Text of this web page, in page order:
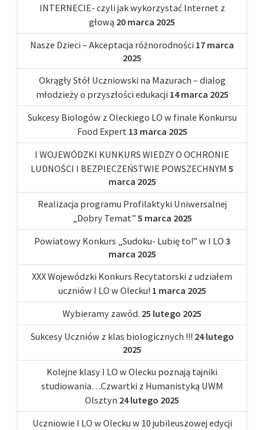
INTERNECIE- czyli jak wykorzystać Internet z
głową 20 marca 2025
Nasze Dzieci – Akceptacja różnorodności 17 marca
2025
Okrągły Stół Uczniowski na Mazurach – dialog
młodzieży o przyszłości edukacji 14 marca 2025
Sukcesy Biologów z Oleckiego LO w finale Konkursu
Food Expert 13 marca 2025
I WOJEWÓDZKI KUNKURS WIEDZY O OCHRONIE
LUDNOŚCI I BEZPIECZEŃSTWIE POWSZECHNYM 5
marca 2025
Realizacja programu Profilaktyki Uniwersalnej
„Dobry Temat” 5 marca 2025
Powiatowy Konkurs „Sudoku- Lubię to!” w I LO 3
marca 2025
XXX Wojewódzki Konkurs Recytatorski z udziałem
uczniów I LO w Olecku! 1 marca 2025
Wybieramy zawód. 25 lutego 2025
Sukcesy Uczniów z klas biologicznych !!! 24 lutego
2025
Kolejne klasy I LO w Olecku poznają tajniki
studiowania…Czwartki z Humanistyką UWM
Olsztyn 24 lutego 2025
Uczniowie I LO w Olecku w 10 jubileuszowej edycji